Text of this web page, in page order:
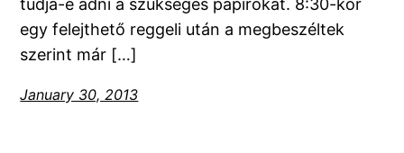
tudja-e adni a szükséges papírokat. 8:30-kor
egy felejthető reggeli után a megbeszéltek
szerint már […]
January 30, 2013